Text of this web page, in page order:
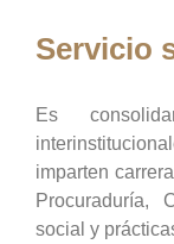
Servicio
Es
imparten
Procuraduría,
social y